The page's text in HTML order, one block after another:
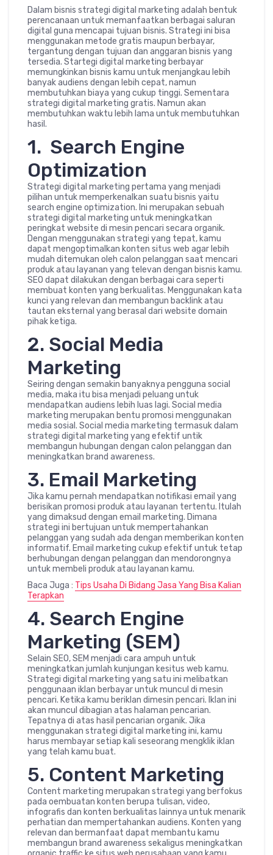
Dalam bisnis strategi digital marketing adalah bentuk
perencanaan untuk memanfaatkan berbagai saluran
digital guna mencapai tujuan bisnis. Strategi ini bisa
menggunakan metode gratis maupun berbayar,
tergantung dengan tujuan dan anggaran bisnis yang
tersedia. Startegi digital marketing berbayar
memungkinkan bisnis kamu untuk menjangkau lebih
banyak audiens dengan lebih cepat, namun
membutuhkan biaya yang cukup tinggi. Sementara
strategi digital marketing gratis. Namun akan
membutuhkan waktu lebih lama untuk membutuhkan
hasil.
1. Search Engine
Optimization
Strategi digital marketing pertama yang menjadi
pilihan untuk memperkenalkan suatu bisnis yaitu
search engine optimization. Ini merupakan sebuah
strategi digital marketing untuk meningkatkan
peringkat website di mesin pencari secara organik.
Dengan menggunakan strategi yang tepat, kamu
dapat mengoptimalkan konten situs web agar lebih
mudah ditemukan oleh calon pelanggan saat mencari
produk atau layanan yang televan dengan bisnis kamu.
SEO dapat dilakukan dengan berbagai cara seperti
membuat konten yang berkualitas. Menggunakan kata
kunci yang relevan dan membangun backlink atau
tautan eksternal yang berasal dari website domain
pihak ketiga.
2. Social Media
Marketing
Seiring dengan semakin banyaknya pengguna social
media, maka itu bisa menjadi peluang untuk
mendapatkan audiens lebih luas lagi. Social media
marketing merupakan bentu promosi menggunakan
media sosial. Social media marketing termasuk dalam
strategi digital marketing yang efektif untik
membangun hubungan dengan calon pelanggan dan
meningkatkan brand awareness.
3. Email Marketing
Jika kamu pernah mendapatkan notifikasi email yang
berisikan promosi produk atau layanan tertentu. Itulah
yang dimaksud dengan email marketing. Dimana
strategi ini bertujuan untuk mempertahankan
pelanggan yang sudah ada dengan memberikan konten
informatif. Email marketing cukup efektif untuk tetap
berhubungan dengan pelanggan dan mendorongnya
untuk membeli produk atau layanan kamu.
Baca Juga : Tips Usaha Di Bidang Jasa Yang Bisa Kalian
Terapkan
4. Search Engine
Marketing (SEM)
Selain SEO, SEM menjadi cara ampuh untuk
meningkatkan jumlah kunjungan kesitus web kamu.
Strategi digital marketing yang satu ini melibatkan
penggunaan iklan berbayar untuk muncul di mesin
pencari. Ketika kamu beriklan dimesin pencari. Iklan ini
akan muncul dibagian atas halaman pencarian.
Tepatnya di atas hasil pencarian organik. Jika
menggunakan strategi digital marketing ini, kamu
harus membayar setiap kali seseorang mengklik iklan
yang telah kamu buat.
5. Content Marketing
Content marketing merupakan strategi yang berfokus
pada oembuatan konten berupa tulisan, video,
infografis dan konten berkualitas lainnya untuk menarik
perhatian dan mempertahankan audiens. Konten yang
relevan dan bermanfaat dapat membantu kamu
membangun brand awareness sekaligus meningkatkan